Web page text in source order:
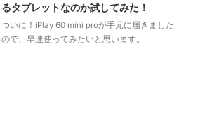
るタブレットなのか試してみた！
ついに！iPlay 60 mini proが手元に届きました
ので、早速使ってみたいと思います。